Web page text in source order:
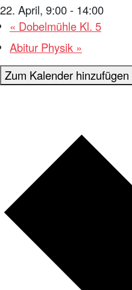
22. April, 9:00- 14:00
« Dobelmühle Kl. 5
Abitur Physik »
Zum Kalender hinzufügen